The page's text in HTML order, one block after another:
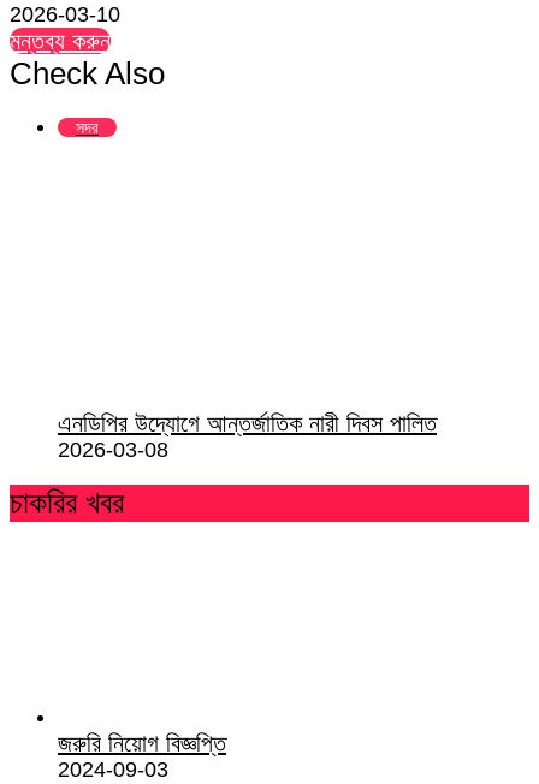
2026-03-10
মন্তব্য করুন
Check Also
সদর
এনডিপির উদ্যোগে আন্তর্জাতিক নারী দিবস পালিত
2026-03-08
চাকরির খবর
জরুরি নিয়োগ বিজ্ঞপ্তি
2024-09-03